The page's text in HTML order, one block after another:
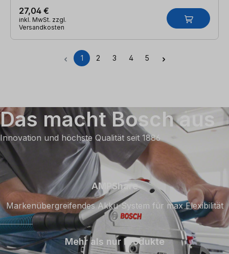
27,04 €
inkl. MwSt. zzgl.
Versandkosten
Seite
1 Seite
2 Seite
3 Seite
4 Seite
5
Das macht Bosch aus
Innovation und höchste Qualität seit 1886
AMPShare
Markenübergreifendes Akku-System für max Flexibilität
Mehr als nur Produkte